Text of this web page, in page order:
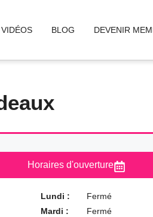
VIDÉOS BLOG DEVENIR
Horaires d'ouverture
Lundi :
Mardi :
Fermé
Fermé